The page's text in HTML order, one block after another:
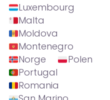
Luxembourg
Malta
Moldova
Montenegro
Norge
Polen
Portugal
Romania